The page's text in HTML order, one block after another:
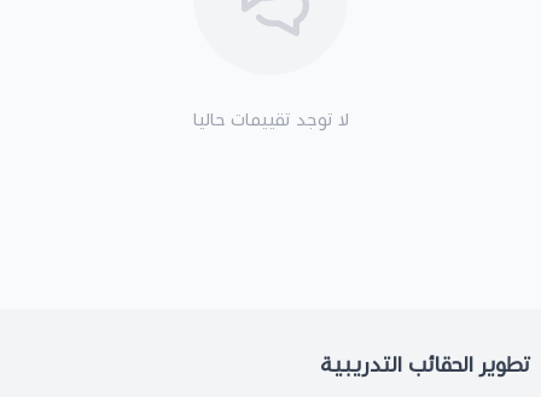
لا توجد تقييمات حاليا
تطوير الحقائب التدريبية